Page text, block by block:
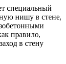
специальный
нишу в стене,
правило,
в стену